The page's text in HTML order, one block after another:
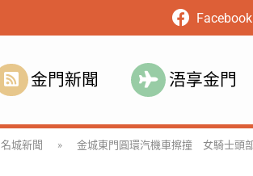
Facebook
金門新聞 浯享金門
名城新聞 » 金城東門圓環汽機車擦撞 女騎士頭